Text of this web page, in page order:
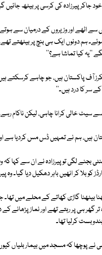
جاکر پیرزادہ کی کرسی پر بیٹھ جائیں
اٹھے اور وزیروں کے درمیان سے ہوتے
ہم دونوں ایک ہی بنچ پر بیٹھتے
''یہ کیا تماشا ہے؟''
آف پاکستان ہیں، جو چاہے کرسکتے
سر کا درد ہیں۔''
سے سیٹ خالی کرانا چاہی، لیکن ناکام
ہیں، ہم نے تمہیں ڈس مس کردیا
لگی تو پیرزادہ نے ان سے کہا کہ
کو بلا کر انھیں باہر دھکیل دیا گیا۔
بیٹھنا گاڑی کھاتے کے محلے میں
تر گھر ہی پر رہتے تھے اور نماز
کرلیا تھا۔
پوچھا کہ مسجد میں بیمار بلیاں کیوں